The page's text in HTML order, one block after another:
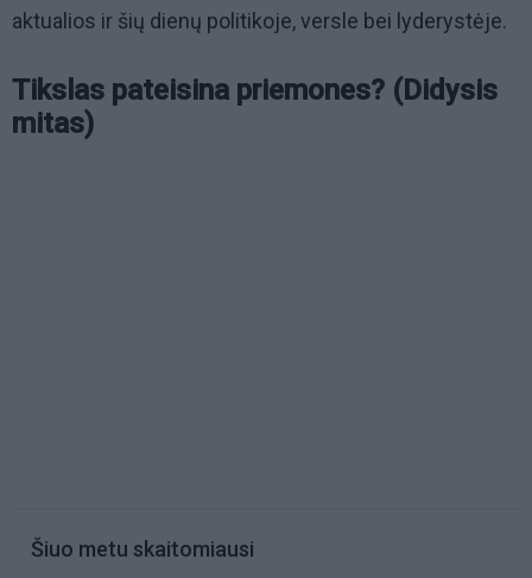
aktualios ir šių dienų politikoje, versle bei lyderystėje.
Tikslas pateisina priemones? (Didysis
mitas)
Šiuo metu skaitomiausi